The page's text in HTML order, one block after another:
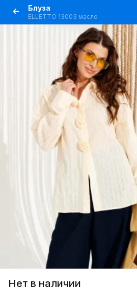
Блуза
ELLETTO 13003 масло
Нет в наличии